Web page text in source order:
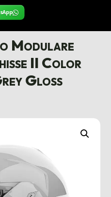
Modulare
II Color
Gloss